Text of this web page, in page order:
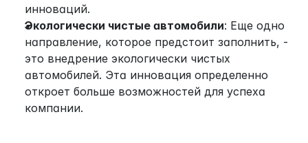
инноваций.
Экологически чистые автомобили: Еще одно
направление, которое предстоит заполнить, -
это внедрение экологически чистых
автомобилей. Эта инновация определенно
откроет больше возможностей для успеха
компании.